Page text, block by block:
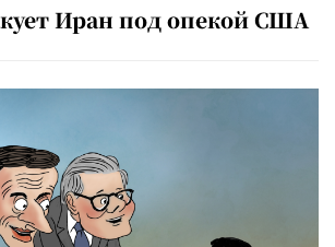
Иран под опекой США